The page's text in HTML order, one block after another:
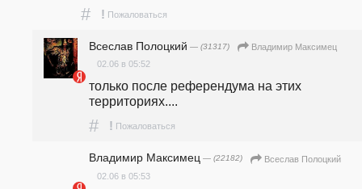
# ! Пожаловаться
Всеслав Полоцкий — (31317)
Владимир Максимец
02.06 в 05:52
только после референдума на этих
территориях....
# ! Пожаловаться
Владимир Максимец — (22182)
Всеслав Полоцкий
02.06 в 05:53